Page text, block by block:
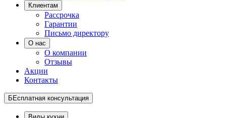
Клиентам
Рассрочка
Гарантии
Письмо директору
О нас
О компании
Отзывы
Акции
Контакты
БЕсплатная консультация